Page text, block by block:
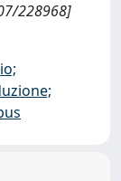
228968]